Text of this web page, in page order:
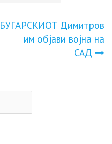
БУГAPCKИOТ Димитpoв
им обjaви вojнa нa
CAД